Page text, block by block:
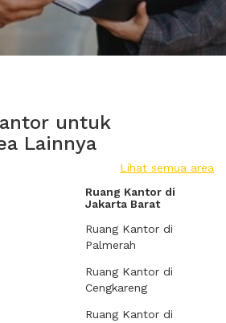
untuk
Lainnya
Lihat semua area
Ruang Kantor di
Jakarta Barat
Ruang Kantor di
Palmerah
Ruang Kantor di
Cengkareng
Ruang Kantor di